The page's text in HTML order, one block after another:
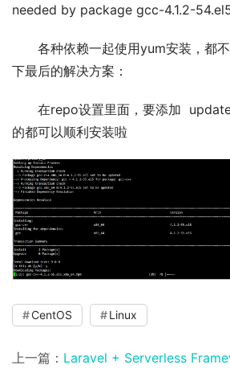
needed by package gcc-4.1.2-
各种依赖一起使用yum安装，都
下最后的解决方案：
在repo设置里面，要添加
的都可以顺利安装啦
CentOS Linux
上一篇： Laravel + Serverless Framework 快速